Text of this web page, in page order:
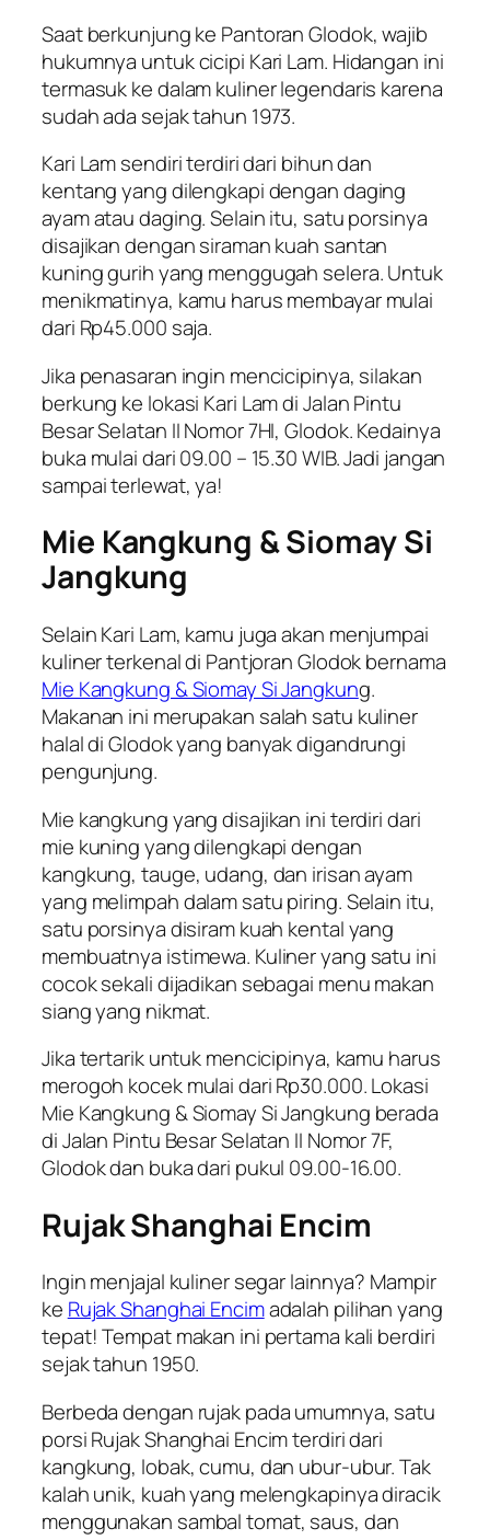
Saat berkunjung ke Pantoran Glodok, wajib
hukumnya untuk cicipi Kari Lam. Hidangan ini
termasuk ke dalam kuliner legendaris karena
sudah ada sejak tahun 1973.
Kari Lam sendiri terdiri dari bihun dan
kentang yang dilengkapi dengan daging
ayam atau daging. Selain itu, satu porsinya
disajikan dengan siraman kuah santan
kuning gurih yang menggugah selera. Untuk
menikmatinya, kamu harus membayar mulai
dari Rp45.000 saja.
Jika penasaran ingin mencicipinya, silakan
berkung ke lokasi Kari Lam di Jalan Pintu
Besar Selatan II Nomor 7HI, Glodok. Kedainya
buka mulai dari 09.00 – 15.30 WIB. Jadi jangan
sampai terlewat, ya!
Mie Kangkung & Siomay Si
Jangkung
Selain Kari Lam, kamu juga akan menjumpai
kuliner terkenal di Pantjoran Glodok bernama
Mie Kangkung & Siomay Si Jangkung.
Makanan ini merupakan salah satu kuliner
halal di Glodok yang banyak digandrungi
pengunjung.
Mie kangkung yang disajikan ini terdiri dari
mie kuning yang dilengkapi dengan
kangkung, tauge, udang, dan irisan ayam
yang melimpah dalam satu piring. Selain itu,
satu porsinya disiram kuah kental yang
membuatnya istimewa. Kuliner yang satu ini
cocok sekali dijadikan sebagai menu makan
siang yang nikmat.
Jika tertarik untuk mencicipinya, kamu harus
merogoh kocek mulai dari Rp30.000. Lokasi
Mie Kangkung & Siomay Si Jangkung berada
di Jalan Pintu Besar Selatan II Nomor 7F,
Glodok dan buka dari pukul 09.00-16.00.
Rujak Shanghai Encim
Ingin menjajal kuliner segar lainnya? Mampir
ke Rujak Shanghai Encimadalah pilihan yang
tepat! Tempat makan ini pertama kali berdiri
sejak tahun 1950.
Berbeda dengan rujak pada umumnya, satu
porsi Rujak Shanghai Encim terdiri dari
kangkung, lobak, cumu, dan ubur-ubur. Tak
kalah unik, kuah yang melengkapinya diracik
menggunakan sambal tomat, saus, dan